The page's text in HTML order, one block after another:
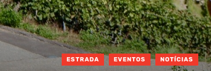
ESTRADA EVENTOS NOTÍCIAS